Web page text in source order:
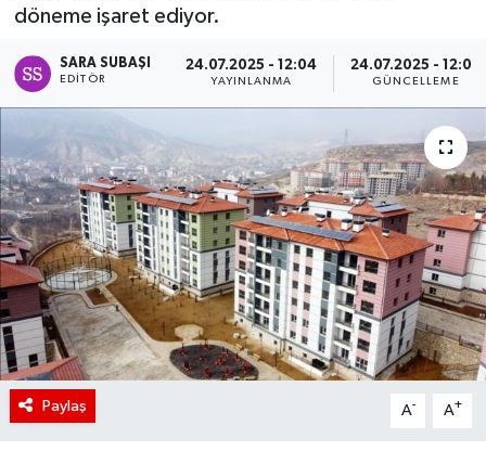
döneme işaret ediyor.
SARA SUBAŞI
EDITÖR
24.07.2025 - 12:04
YAYINLANMA
24.07.2025 - 12:05
GÜNCELLEME
Paylaş A- A+